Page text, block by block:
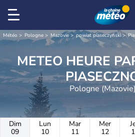
Météo Pologne Mazovie powiat piaseczyński
METEO HEURE
Pologne
Dim
09
Lun
10
Mar
11
Mer
12